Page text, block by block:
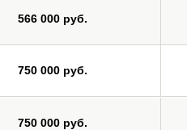
566 000 руб.
750 000 руб.
750 000 руб.